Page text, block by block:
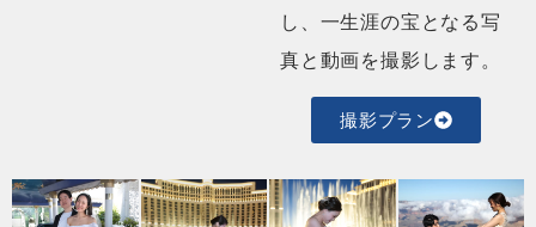
し、一生涯の宝となる写
真と動画を撮影します。
撮影プラン